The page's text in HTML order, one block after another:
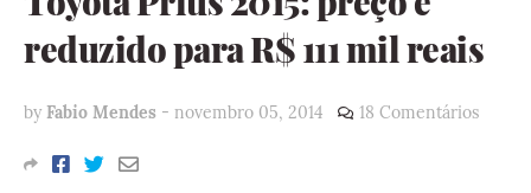
reduzido para R$ 111 mil reais
by Fabio Mendes - novembro 05, 2014 18 Comentários